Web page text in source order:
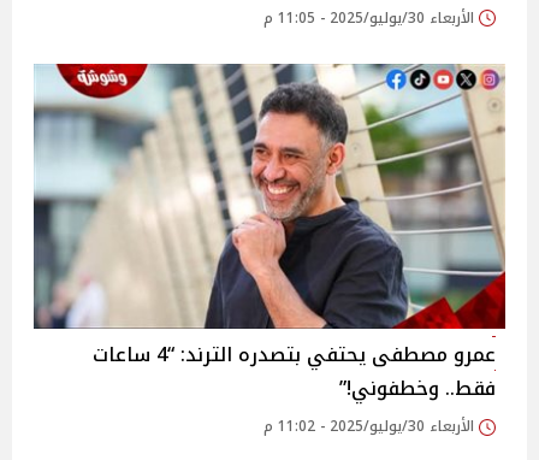
الأربعاء 30/يوليو/2025 - 11:05 م
عمرو مصطفى يحتفي بتصدره الترند: “4 ساعات
فقط.. وخطفوني!”‎
الأربعاء 30/يوليو/2025 - 11:02 م